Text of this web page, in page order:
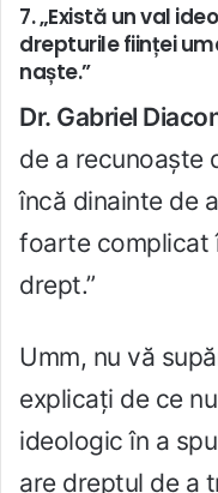
7. „Există un val
drepturile ființei
naște.”
Dr. Gabriel
de a recunoaște
încă dinainte de
foarte complicat
drept.”
Umm, nu vă
explicați de ce
ideologic în a
are dreptul de a